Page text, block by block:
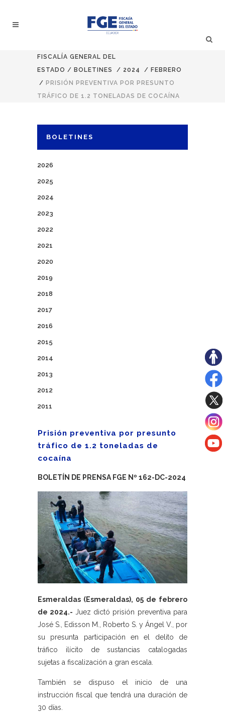
FISCALÍA GENERAL DEL
ESTADO / BOLETINES / 2024 / FEBRERO
/ PRISIÓN PREVENTIVA POR PRESUNTO
TRÁFICO DE 1.2 TONELADAS DE COCAÍNA
BOLETINES
2026
2025
2024
2023
2022
2021
2020
2019
2018
2017
2016
2015
2014
2013
2012
2011
Prisión preventiva por presunto
tráfico de 1.2 toneladas de
cocaína
BOLETÍN DE PRENSA FGE Nº 162-DC-2024
Esmeraldas (Esmeraldas), 05 de febrero
de 2024.- Juez dictó prisión preventiva para
José S., Edisson M., Roberto S. y Ángel V., por
su presunta participación en el delito de
tráfico ilícito de sustancias catalogadas
sujetas a fiscalización a gran escala.
También se dispuso el inicio de una
instrucción fiscal que tendrá una duración de
30 días.